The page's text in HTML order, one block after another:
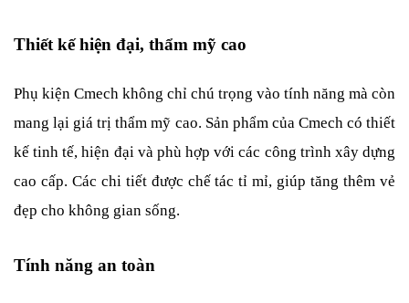
Thiết kế hiện đại, thẩm mỹ cao
Phụ kiện Cmech không chỉ chú trọng vào tính năng mà còn
mang lại giá trị thẩm mỹ cao. Sản phẩm của Cmech có thiết
kế tinh tế, hiện đại và phù hợp với các công trình xây dựng
cao cấp. Các chi tiết được chế tác tỉ mỉ, giúp tăng thêm vẻ
đẹp cho không gian sống.
Tính năng an toàn